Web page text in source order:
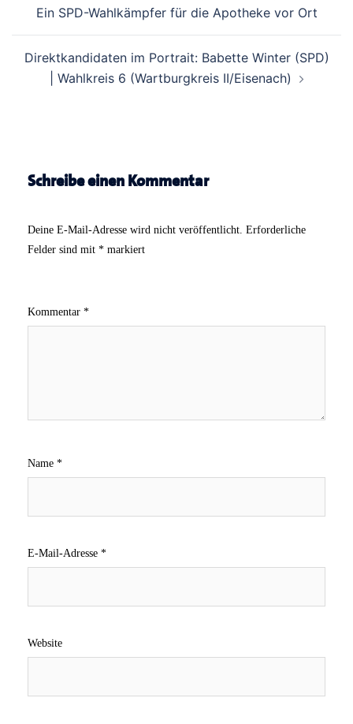
Ein SPD-Wahlkämpfer für die Apotheke vor Ort
Direktkandidaten im Portrait: Babette Winter (SPD)
| Wahlkreis 6 (Wartburgkreis II/Eisenach)
Schreibe einen Kommentar
Deine E-Mail-Adresse wird nicht veröffentlicht. Erforderliche
Felder sind mit * markiert
Kommentar *
Name *
E-Mail-Adresse *
Website